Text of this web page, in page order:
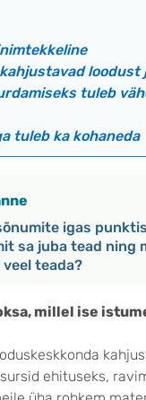
loodust
tuleb
tuleb ka kohaneda
igas
sa juba tead ning
teada?
millel ise
ehituseks,